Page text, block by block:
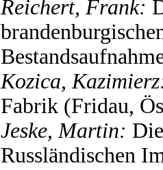
Reichert, Frank:
Kozica,
Fabrik (Fridau,
Jeske, Martin:
Russländischen